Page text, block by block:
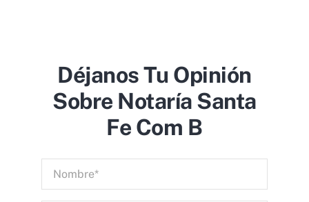
Déjanos Tu Opinión
Sobre Notaría Santa
Fe Com B